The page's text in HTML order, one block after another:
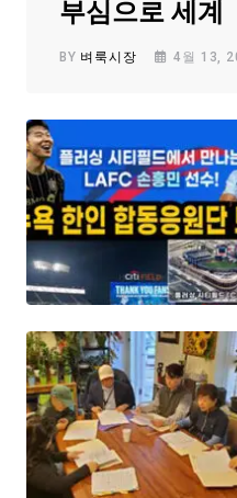
부심으로 세계
BY 벼룩시장 4월 13,